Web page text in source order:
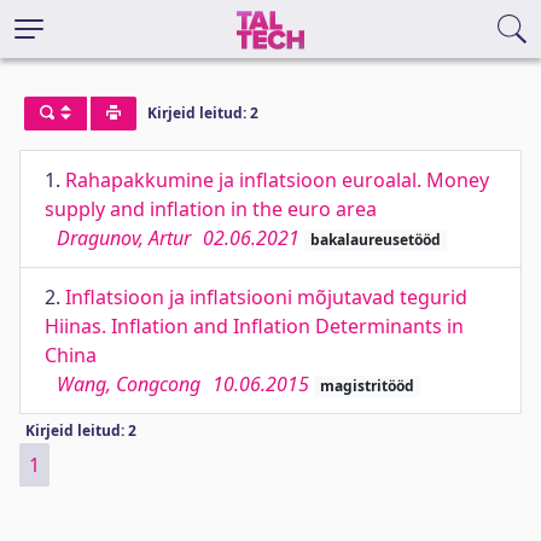
Kirjeid leitud: 2
1. Rahapakkumine ja inflatsioon euroalal. Money
supply and inflation in the euro area
Dragunov, Artur 02.06.2021 bakalaureusetööd
2. Inflatsioon ja inflatsiooni mõjutavad tegurid
Hiinas. Inflation and Inflation Determinants in
China
Wang, Congcong 10.06.2015 magistritööd
Kirjeid leitud: 2
1